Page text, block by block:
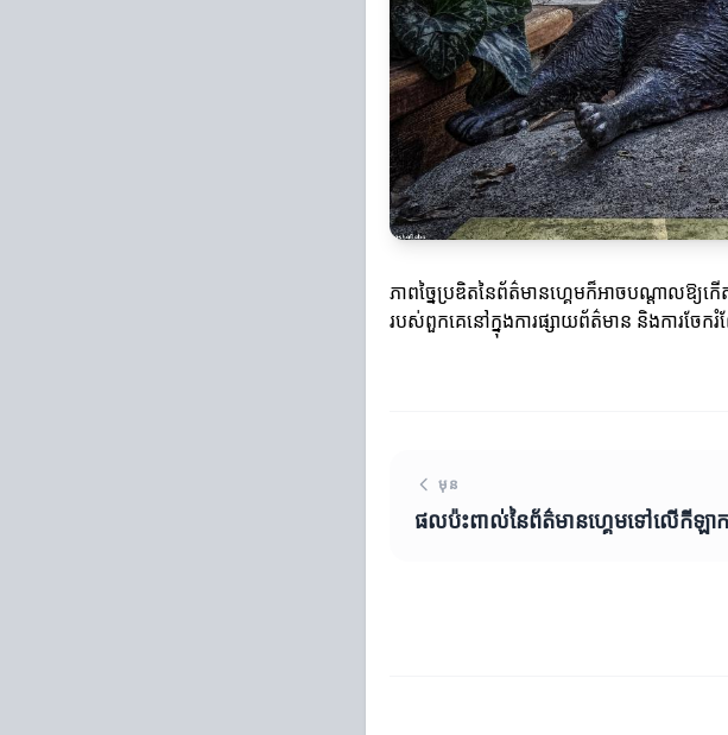
ភាពច្នៃប្រឌិតនៃព័ត៌មានហ្គេមក៏អាចបណ្តាលឱ្យក
របស់ពួកគេនៅក្នុងការផ្សាយព័ត៌មាន និងការចែ
មុន
ផលប៉ះពាល់នៃព័ត៌មានហ្គេមទៅលើកីឡាក